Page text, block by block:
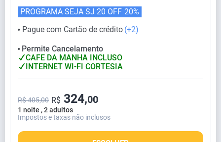
⬤ Pague com Cartão de crédito (+2)
PROGRAMA SEJA SJ 20 OFF 20%
⬤
Permite Cancelamento
CAFE DA MANHA INCLUSO
INTERNET WI-FI CORTESIA
1 noite , 2 adultos
R$ 405,00 R$ 324,00
Impostos e taxas não inclusos